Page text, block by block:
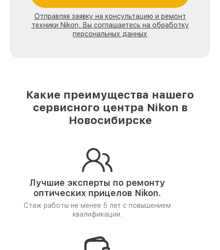
Отправляя заявку на консультацию и ремонт
техники Nikon, Вы соглашаетесь на обработку
персональных данных
Какие преимущества нашего
сервисного центра Nikon в
Новосибирске
Лучшие эксперты по ремонту
оптических прицелов Nikon.
Стаж работы не менее 5 лет с повышением
квалификации.